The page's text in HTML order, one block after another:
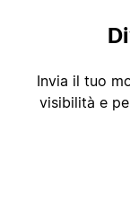
Invia il tuo
visibilità e